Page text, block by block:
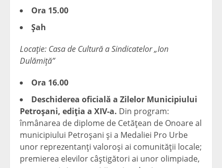
Ora 15.00
Şah
Locaţie: Casa de Cultură a Sindicatelor „Ion
Dulămiţă”
Ora 16.00
Deschiderea oficială a Zilelor Municipiului
Petroşani, ediţia a XIV-a. Din program:
înmânarea de diplome de Cetăţean de Onoare al
municipiului Petroşani şi a Medaliei Pro Urbe
unor reprezentanţi valoroşi ai comunităţii locale;
premierea elevilor câştigători ai unor olimpiade,